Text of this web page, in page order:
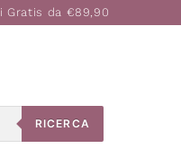
Gratis da €89,90
RICERCA